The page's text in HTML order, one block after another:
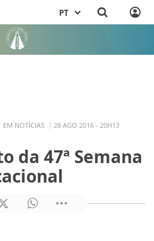
PT
EM NOTÍCIAS 28 AGO 2016 - 20H13
da 47ª Semana